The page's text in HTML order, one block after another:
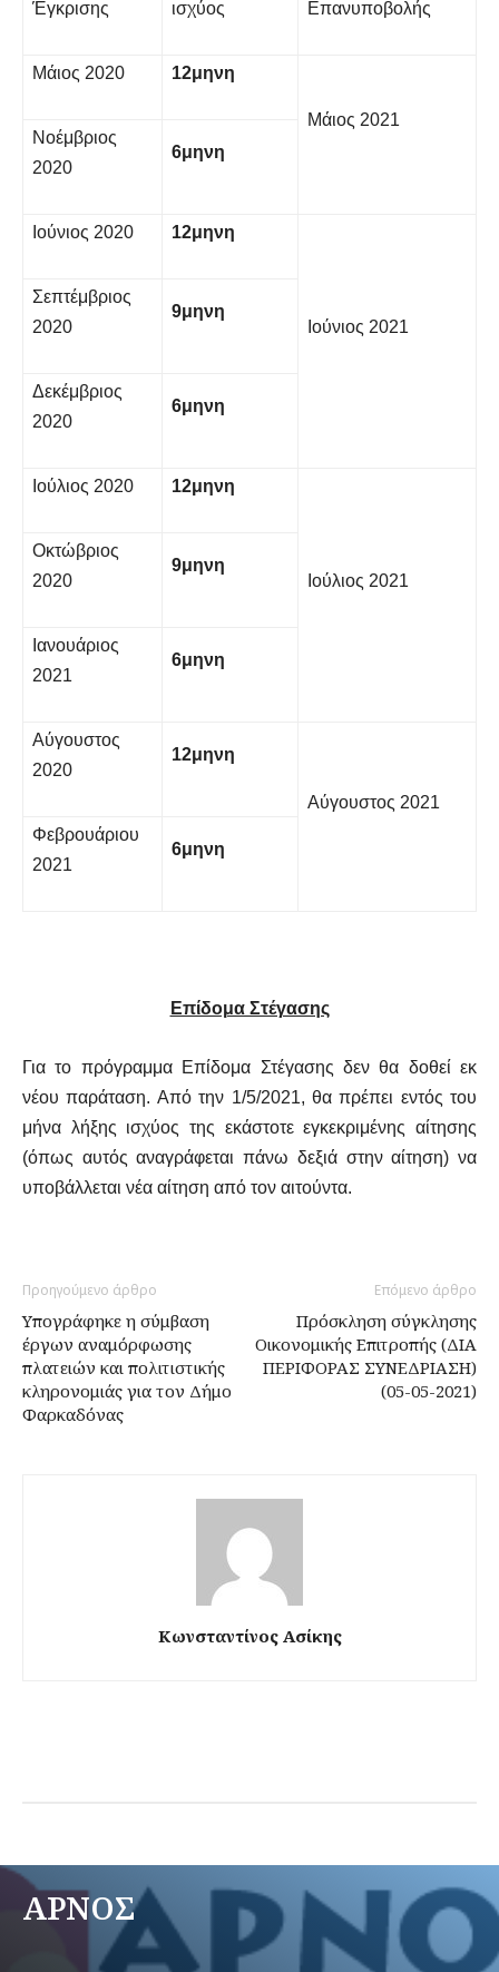
Έγκρισης
ισχύος
Επανυποβολής
Μάιος 2020 12μηνη
Μάιος 2021
Νοέμβριος
2020
6μηνη
Ιούνιος 2020 12μηνη
Ιούνιος 2021
Σεπτέμβριος
2020
9μηνη
Δεκέμβριος
2020
6μηνη
Ιούλιος 2020 12μηνη
Ιούλιος 2021
Οκτώβριος
2020
9μηνη
Ιανουάριος
2021
6μηνη
Αύγουστος
2020
12μηνη
Αύγουστος 2021
Φεβρουάριου
2021
6μηνη
Επίδομα Στέγασης
Για το πρόγραμμα Επίδομα Στέγασης δεν θα δοθεί εκ
νέου παράταση. Από την 1/5/2021, θα πρέπει εντός του
μήνα λήξης ισχύος της εκάστοτε εγκεκριμένης αίτησης
(όπως αυτός αναγράφεται πάνω δεξιά στην αίτηση) να
υποβάλλεται νέα αίτηση από τον αιτούντα.
Προηγούμενο άρθρο
Υπογράφηκε η σύμβαση
έργων αναμόρφωσης
πλατειών και πολιτιστικής
κληρονομιάς για τον Δήμο
Φαρκαδόνας
Επόμενο άρθρο
Πρόσκληση σύγκλησης
Οικονομικής Επιτροπής (ΔΙΑ
ΠΕΡΙΦΟΡΑΣ ΣΥΝΕΔΡΙΑΣΗ)
(05-05-2021)
Κωνσταντίνος Ασίκης
ΑΡΝΟΣ